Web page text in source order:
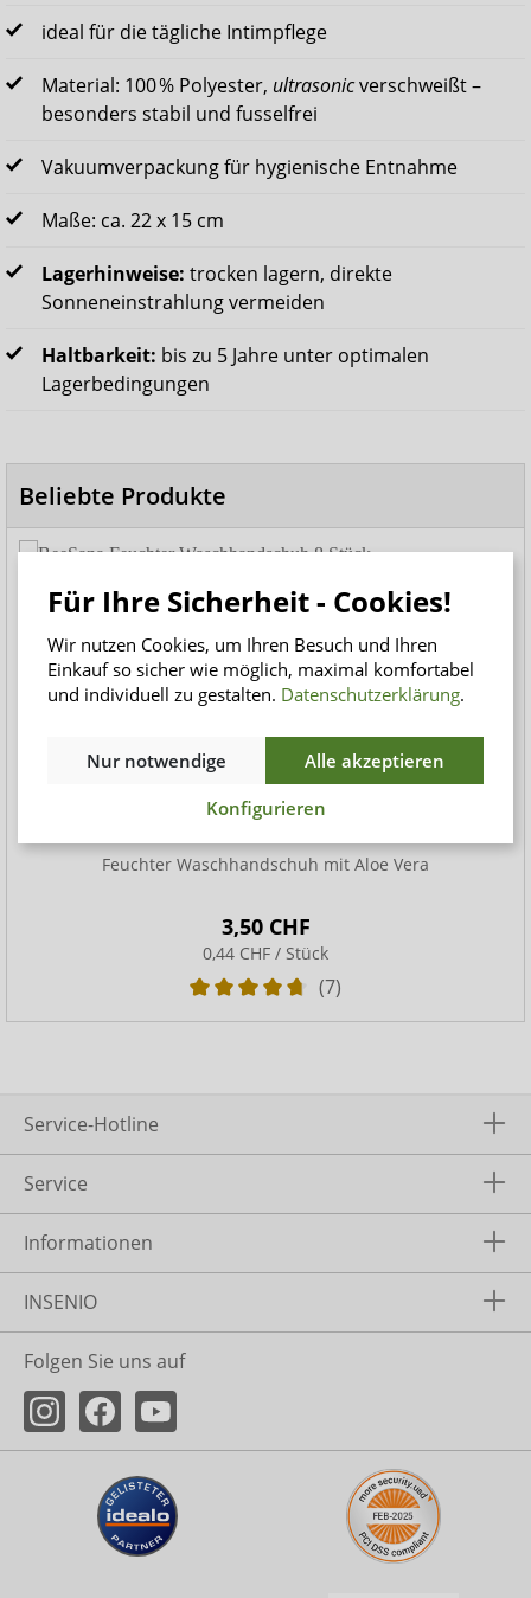
ideal für die tägliche Intimpflege
Material: 100 % Polyester, ultrasonicverschweißt –
besonders stabil und fusselfrei
Vakuumverpackung für hygienische Entnahme
Maße: ca. 22 x 15 cm
Lagerhinweise: trocken lagern, direkte
Sonneneinstrahlung vermeiden
Haltbarkeit: bis zu 5 Jahre unter optimalen
Lagerbedingungen
Beliebte Produkte
BeeSana Feuchter Waschhandschuh 8 Stück
Feuchter Waschhandschuh mit Aloe Vera
3,50 CHF
0,44 CHF / Stück
(7)
Service-Hotline
Service
Informationen
INSENIO
Folgen Sie uns auf
Für Ihre Sicherheit - Cookies!
Wir nutzen Cookies, um Ihren Besuch und Ihren
Einkauf so sicher wie möglich, maximal komfortabel
und individuell zu gestalten. Datenschutzerklärung.
Nur notwendige
Alle akzeptieren
Konfigurieren